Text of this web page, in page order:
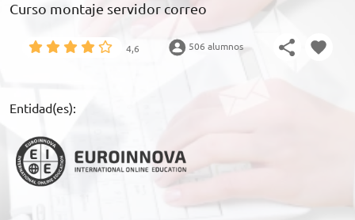
CONOCE EUROINNOVA
RECURSOS EDUCATIVOS
ARTÍCULOS
900 831 200
formacion@euroinnova.com
TRABAJA CON NOSOTROS
Curso montaje servidor correo
4,6 506 alumnos
Entidad(es):